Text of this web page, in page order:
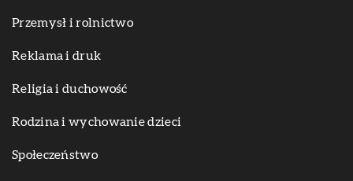
Przemysł i rolnictwo
Reklama i druk
Religia i duchowość
Rodzina i wychowanie dzieci
Społeczeństwo